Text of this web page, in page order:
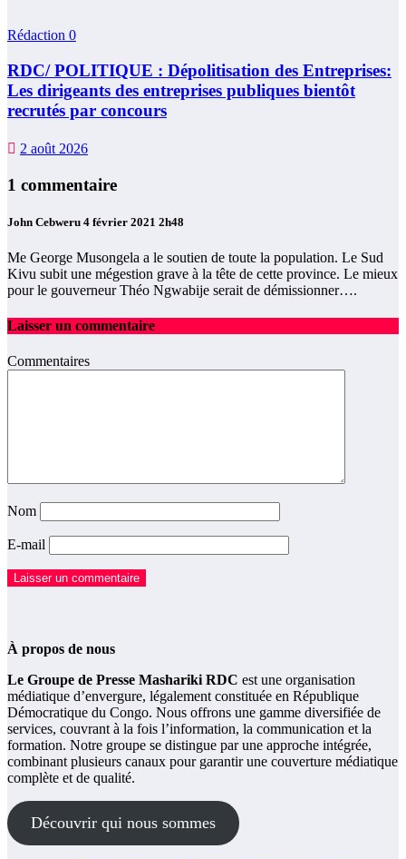
Rédaction 0
RDC/ POLITIQUE : Dépolitisation des Entreprises:
Les dirigeants des entreprises publiques bientôt
recrutés par concours
2 août 2026
1 commentaire
John Cebweru 4 février 2021 2h48
Me George Musongela a le soutien de toute la population. Le Sud
Kivu subit une mégestion grave à la tête de cette province. Le mieux
pour le gouverneur Théo Ngwabije serait de démissionner….
Laisser un commentaire
Commentaires
Nom
E-mail
À propos de nous
Le Groupe de Presse Mashariki RDC est une organisation
médiatique d’envergure, légalement constituée en République
Démocratique du Congo. Nous offrons une gamme diversifiée de
services, couvrant à la fois l’information, la communication et la
formation. Notre groupe se distingue par une approche intégrée,
combinant plusieurs canaux pour garantir une couverture médiatique
complète et de qualité.
Découvrir qui nous sommes